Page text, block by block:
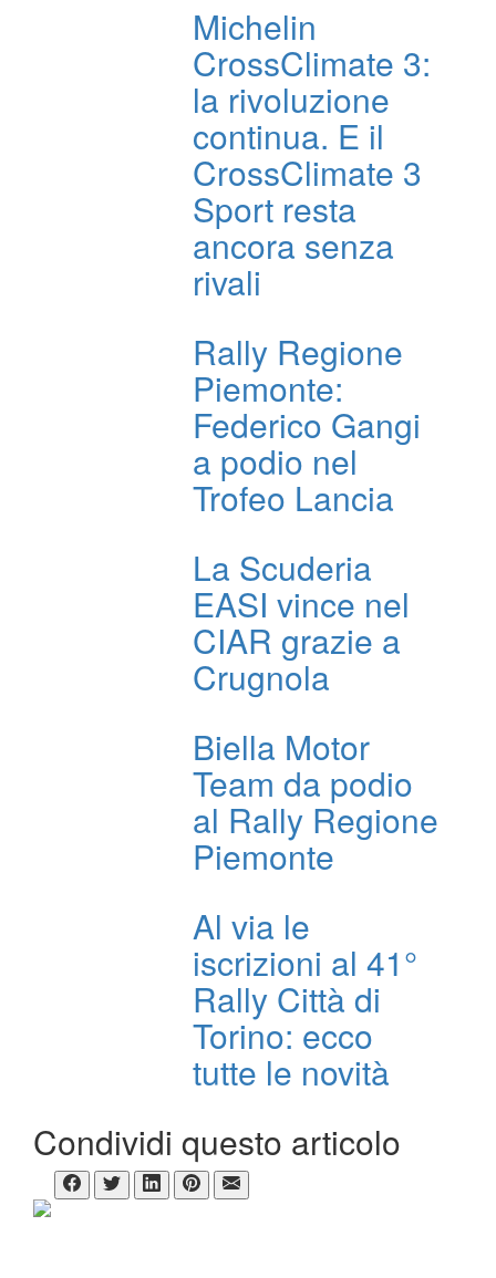
Michelin
CrossClimate 3:
la rivoluzione
continua. E il
CrossClimate 3
Sport resta
ancora senza
rivali
Rally Regione
Piemonte:
Federico Gangi
a podio nel
Trofeo Lancia
La Scuderia
EASI vince nel
CIAR grazie a
Crugnola
Biella Motor
Team da podio
al Rally Regione
Piemonte
Al via le
iscrizioni al 41°
Rally Città di
Torino: ecco
tutte le novità
Condividi questo articolo